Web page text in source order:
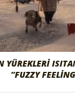
YÜREKLERI
“FUZZY